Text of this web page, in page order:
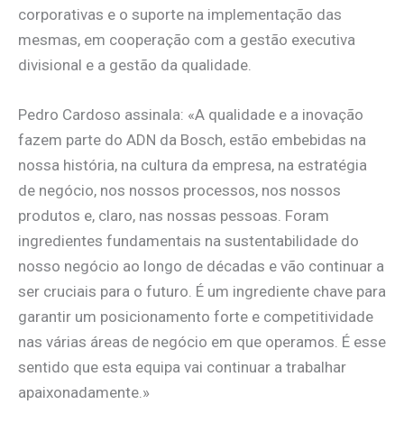
corporativas e o suporte na implementação das
mesmas, em cooperação com a gestão executiva
divisional e a gestão da qualidade.
Pedro Cardoso assinala: «A qualidade e a inovação
fazem parte do ADN da Bosch, estão embebidas na
nossa história, na cultura da empresa, na estratégia
de negócio, nos nossos processos, nos nossos
produtos e, claro, nas nossas pessoas. Foram
ingredientes fundamentais na sustentabilidade do
nosso negócio ao longo de décadas e vão continuar a
ser cruciais para o futuro. É um ingrediente chave para
garantir um posicionamento forte e competitividade
nas várias áreas de negócio em que operamos. É esse
sentido que esta equipa vai continuar a trabalhar
apaixonadamente.»